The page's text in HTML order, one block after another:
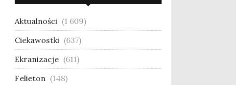
Aktualności (1 609)
Ciekawostki (637)
Ekranizacje (611)
Felieton (148)